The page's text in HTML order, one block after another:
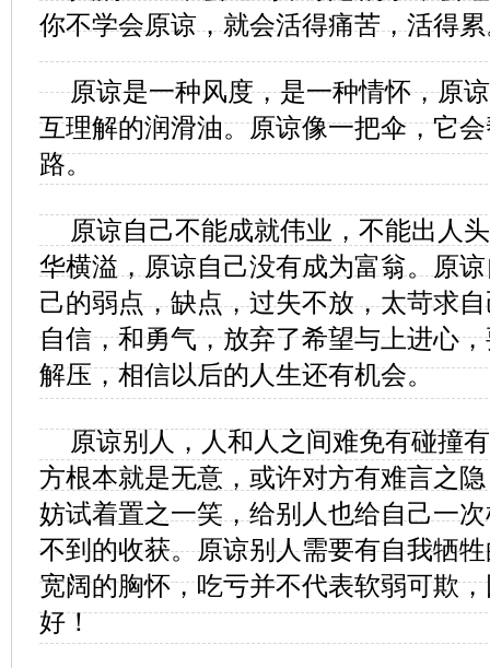
你不学会原谅，就会活得痛苦，活得
原谅是一种风度，是一种情怀，原
互理解的润滑油。原谅像一把伞，它
路。
原谅自己不能成就伟业，不能出人
华横溢，原谅自己没有成为富翁。原
己的弱点，缺点，过失不放，太苛求
自信，和勇气，放弃了希望与上进心
解压，相信以后的人生还有机会。
原谅别人，人和人之间难免有碰撞
方根本就是无意，或许对方有难言之
妨试着置之一笑，给别人也给自己一
不到的收获。原谅别人需要有自我牺
宽阔的胸怀，吃亏并不代表软弱可欺
好！